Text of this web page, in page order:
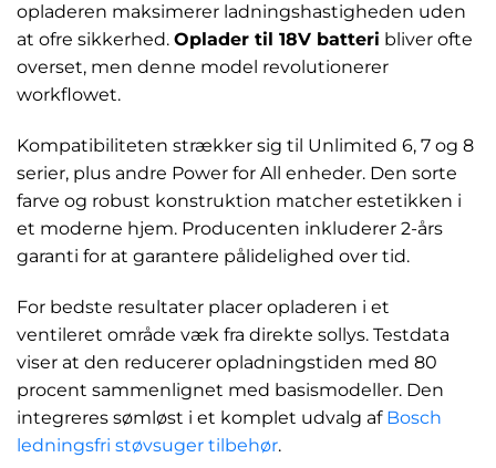
opladeren maksimerer ladningshastigheden uden
at ofre sikkerhed. Oplader til 18V batteri bliver ofte
overset, men denne model revolutionerer
workflowet.
Kompatibiliteten strækker sig til Unlimited 6, 7 og 8
serier, plus andre Power for All enheder. Den sorte
farve og robust konstruktion matcher estetikken i
et moderne hjem. Producenten inkluderer 2-års
garanti for at garantere pålidelighed over tid.
For bedste resultater placer opladeren i et
ventileret område væk fra direkte sollys. Testdata
viser at den reducerer opladningstiden med 80
procent sammenlignet med basismodeller. Den
integreres sømløst i et komplet udvalg af Bosch
ledningsfri støvsuger tilbehør.